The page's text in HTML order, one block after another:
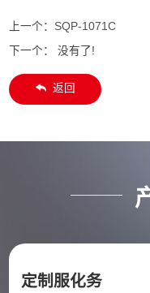
上一个： SQP-1071C
下一个： 没有了!
返回
定制服化务